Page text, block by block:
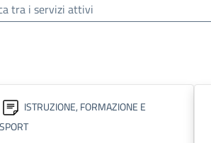
tra i servizi attivi
ISTRUZIONE, FORMAZIONE E
SPORT